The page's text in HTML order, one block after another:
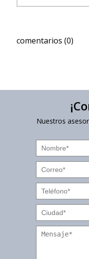
comentarios (0)
Nuestros